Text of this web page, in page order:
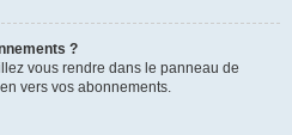
?
vous rendre dans le panneau de
vers vos abonnements.